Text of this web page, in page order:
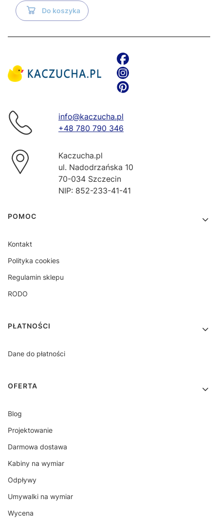
Do koszyka
info@kaczucha.pl
+48 780 790 346
Kaczucha.pl
ul. Nadodrzańska 10
70-034 Szczecin
NIP: 852-233-41-41
Linki w stopce
POMOC
Kontakt
Polityka cookies
Regulamin sklepu
RODO
PŁATNOŚCI
Dane do płatności
OFERTA
Blog
Projektowanie
Darmowa dostawa
Kabiny na wymiar
Odpływy
Umywalki na wymiar
Wycena